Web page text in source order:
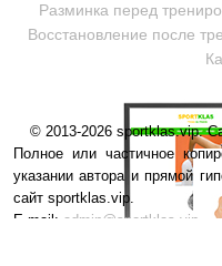
Разминка перед
Восстановление после
© 2013-2026 sportklas.vip.
Полное или частичное
указании автора и прямой
сайт sportklas.vip.
E-mail: admin@sportklas.vip